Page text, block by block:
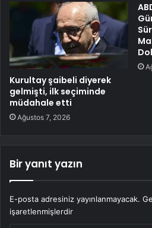
Kurultay şaibeli diyerek
gelmişti, ilk seçiminde
müdahale etti
Ağustos 7, 2026
Bir yanıt yazın
E-posta adresiniz yayınlanmayacak.
işaretlenmişlerdir